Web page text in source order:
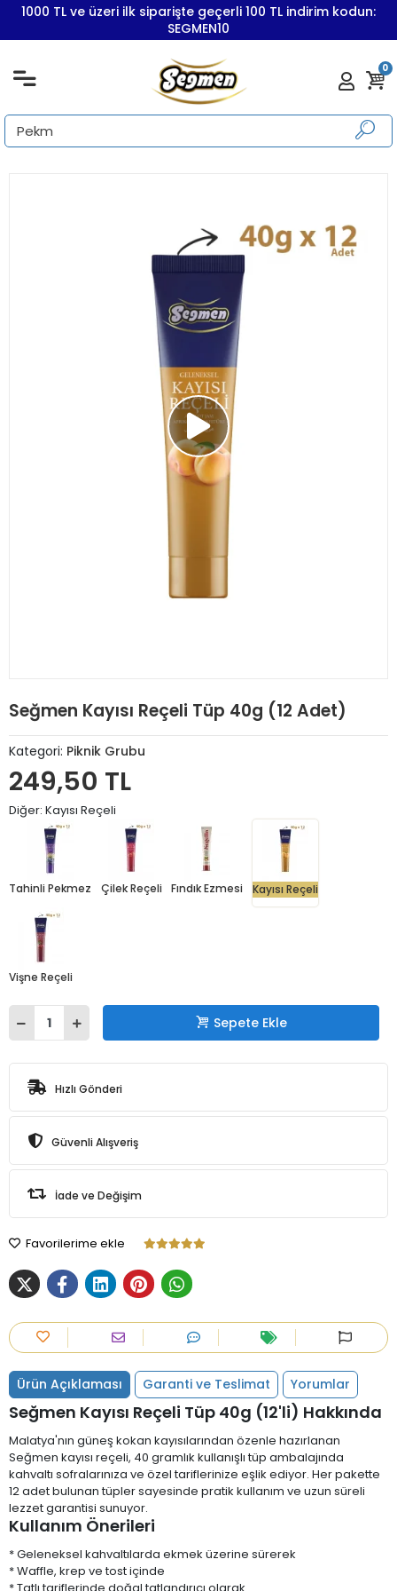
1000 TL ve üzeri ilk siparişte geçerli 100 TL indirim kodun:
SEGMEN10
0
Seğmen Kayısı Reçeli Tüp 40g (12 Adet)
Kategori: Piknik Grubu
249,50 TL
Diğer: Kayısı Reçeli
Tahinli Pekmez Çilek Reçeli Fındık Ezmesi Kayısı Reçeli
Vişne Reçeli
Sepete Ekle
Hızlı Gönderi
Güvenli Alışveriş
İade ve Değişim
Favorilerime ekle
Ürün Açıklaması Garanti ve Teslimat Yorumlar
Seğmen Kayısı Reçeli Tüp 40g (12'li) Hakkında
Malatya'nın güneş kokan kayısılarından özenle hazırlanan
Seğmen kayısı reçeli, 40 gramlık kullanışlı tüp ambalajında
kahvaltı sofralarınıza ve özel tariflerinize eşlik ediyor. Her pakette
12 adet bulunan tüpler sayesinde pratik kullanım ve uzun süreli
lezzet garantisi sunuyor.
Kullanım Önerileri
* Geleneksel kahvaltılarda ekmek üzerine sürerek
* Waffle, krep ve tost içinde